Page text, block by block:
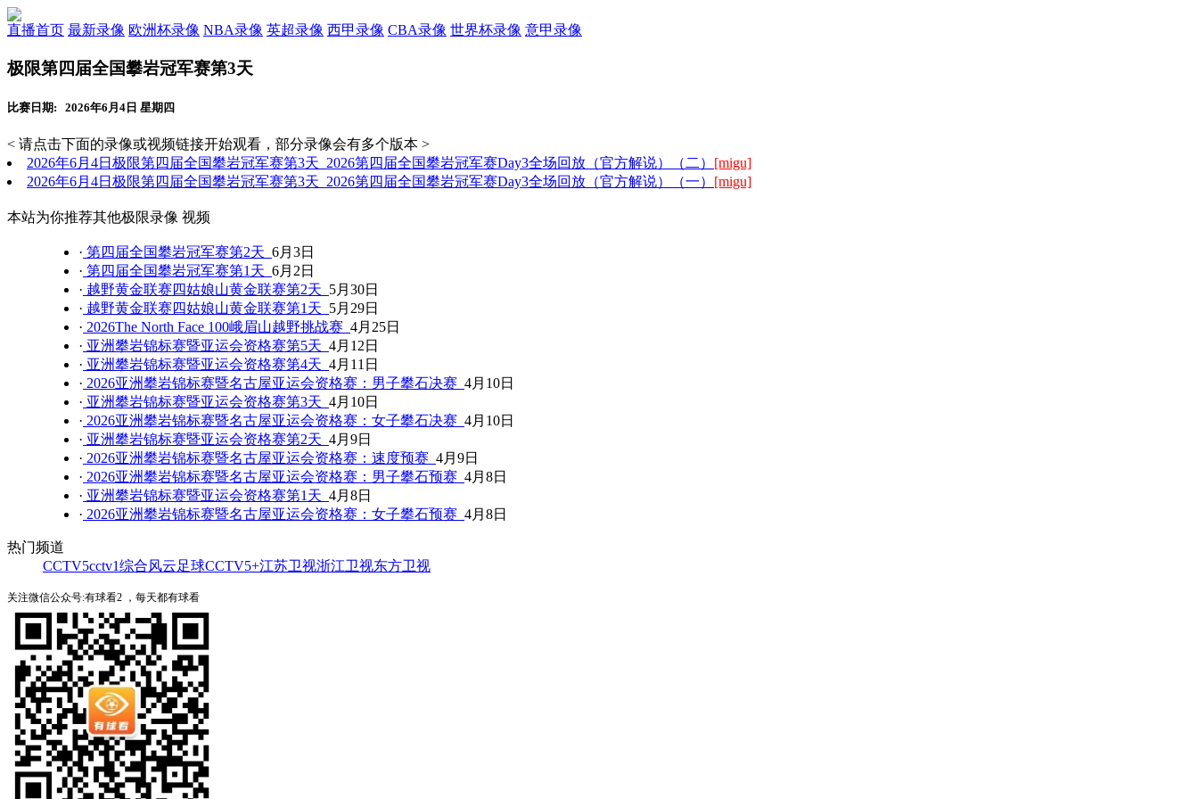
直播首页 最新录像 欧洲杯录像 NBA录像 英超录像 西甲录像 CBA录像 世界杯录像 意甲录像
极限第四届全国攀岩冠军赛第3天
比赛日期: 2026年6月4日 星期四
< 请点击下面的录像或视频链接开始观看，部分录像会有多个版本 >
2026年6月4日极限第四届全国攀岩冠军赛第3天 2026第四届全国攀岩冠军赛Day3全场回放（官方解说）（二） [migu]
2026年6月4日极限第四届全国攀岩冠军赛第3天 2026第四届全国攀岩冠军赛Day3全场回放（官方解说）（一） [migu]
本站为你推荐其他极限录像 视频
· 第四届全国攀岩冠军赛第2天 6月3日
· 第四届全国攀岩冠军赛第1天 6月2日
· 越野黄金联赛四姑娘山黄金联赛第2天 5月30日
· 越野黄金联赛四姑娘山黄金联赛第1天 5月29日
· 2026The North Face 100峨眉山越野挑战赛 4月25日
· 亚洲攀岩锦标赛暨亚运会资格赛第5天 4月12日
· 亚洲攀岩锦标赛暨亚运会资格赛第4天 4月11日
· 2026亚洲攀岩锦标赛暨名古屋亚运会资格赛：男子攀石决赛 4月10日
· 亚洲攀岩锦标赛暨亚运会资格赛第3天 4月10日
· 2026亚洲攀岩锦标赛暨名古屋亚运会资格赛：女子攀石决赛 4月10日
· 亚洲攀岩锦标赛暨亚运会资格赛第2天 4月9日
· 2026亚洲攀岩锦标赛暨名古屋亚运会资格赛：速度预赛 4月9日
· 2026亚洲攀岩锦标赛暨名古屋亚运会资格赛：男子攀石预赛 4月8日
· 亚洲攀岩锦标赛暨亚运会资格赛第1天 4月8日
· 2026亚洲攀岩锦标赛暨名古屋亚运会资格赛：女子攀石预赛 4月8日
热门频道
CCTV5cctv1综合风云足球CCTV5+江苏卫视浙江卫视东方卫视
关注微信公众号:有球看2 ，每天都有球看